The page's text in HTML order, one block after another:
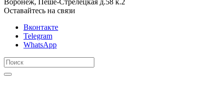
Воронеж, Пеше-Стрелецкая д.58 к.2
Оставайтесь на связи
Вконтакте
Telegram
WhatsApp